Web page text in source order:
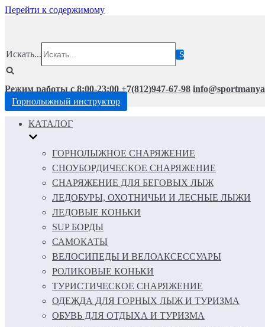
Перейти к содержимому
Искать...
Режим работы с 8:00-23:00 +7(812)947-67-98
Горнолыжный инструктор
КАТАЛОГ
ГОРНОЛЫЖНОЕ СНАРЯЖЕНИЕ
СНОУБОРДИЧЕСКОЕ СНАРЯЖЕНИЕ
СНАРЯЖЕНИЕ ДЛЯ БЕГОВЫХ ЛЫЖ
ЛЕДОБУРЫ, ОХОТНИЧЬИ И ЛЕСНЫЕ ЛЫЖИ
ЛЕДОВЫЕ КОНЬКИ
SUP БОРДЫ
САМОКАТЫ
ВЕЛОСИПЕДЫ И ВЕЛОАКСЕССУАРЫ
РОЛИКОВЫЕ КОНЬКИ
ТУРИСТИЧЕСКОЕ СНАРЯЖЕНИЕ
ОДЕЖДА ДЛЯ ГОРНЫХ ЛЫЖ И ТУРИЗМА
ОБУВЬ ДЛЯ ОТДЫХА И ТУРИЗМА